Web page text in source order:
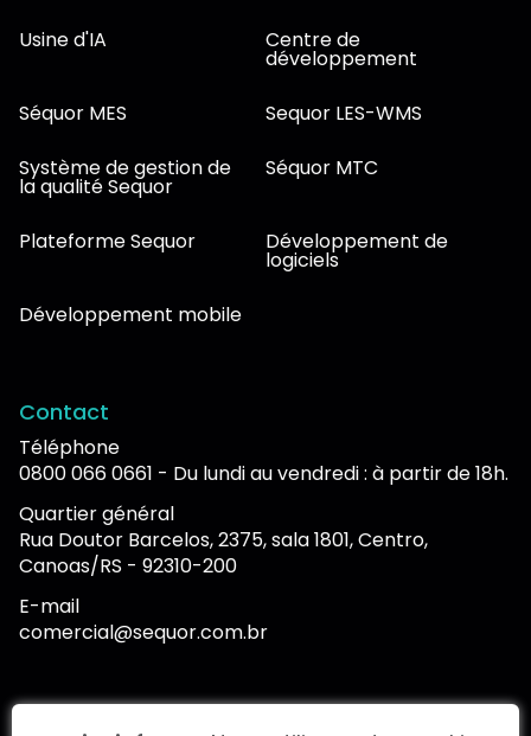
Usine d'IA
Centre de
développement
Séquor MES
Sequor LES-WMS
Système de gestion de
la qualité Sequor
Séquor MTC
Plateforme Sequor Développement de
logiciels
Développement mobile
Contact
Téléphone
0800 066 0661 - Du lundi au vendredi : à partir de 18h.
Quartier général
Rua Doutor Barcelos, 2375, sala 1801, Centro,
Canoas/RS - 92310-200
E-mail
comercial@sequor.com.br